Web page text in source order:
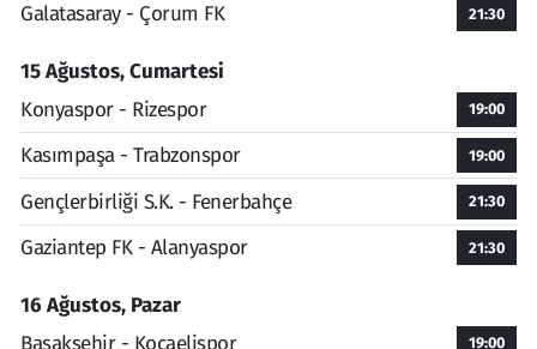
Galatasaray - Çorum FK
21:30
15 Ağustos, Cumartesi
Konyaspor - Rizespor
19:00
Kasımpaşa - Trabzonspor 19:00
Gençlerbirliği S.K. - Fenerbahçe 21:30
Gaziantep FK - Alanyaspor 21:30
16 Ağustos, Pazar
Başakşehir - Kocaelispor
19:00